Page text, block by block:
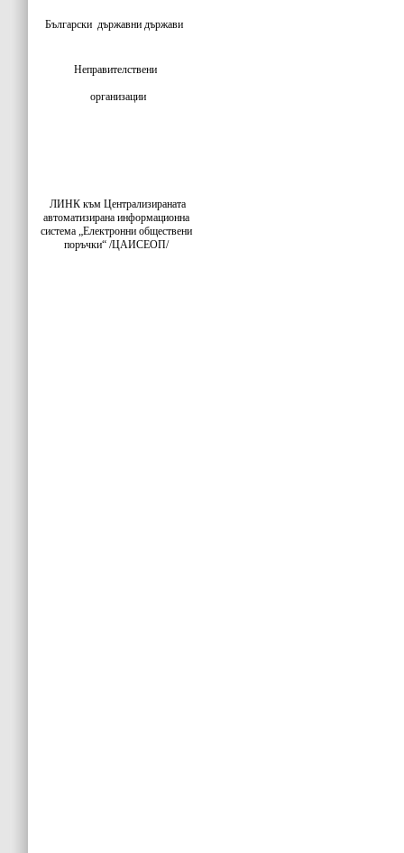
Български държавни държави
Неправителствени
организации
ЛИНК към Централизираната
автоматизирана информационна
система „Електронни обществени
поръчки“ /ЦАИСЕОП/